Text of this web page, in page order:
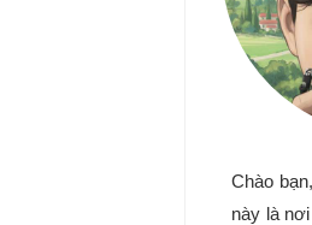
Chào
này là